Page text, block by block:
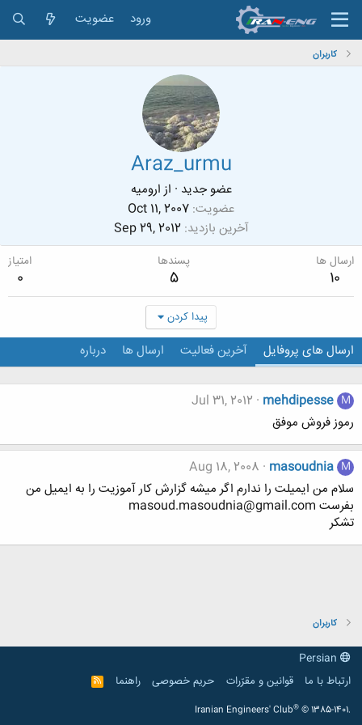
ورود عضویت
کاربران
Araz_urmu
عضو جدید · ازاروميه
عضویت Oct 11, 2007
آخرین بازدید Sep 29, 2012
ارسال ها
10
پسندها
5
امتیاز
0
پیدا کردن
ارسال های پروفایل آخرین فعالیت ارسال ها درباره
M
mehdipesse
Jul 31, 2012
رموز فروش موفق
M
masoudnia
Aug 18, 2008
سلام من ایمیلت را ندارم اگر میشه گزارش کار آموزیت را به ایمیل من
بفرست masoud.masoudnia@gmail.com
تشکر
کاربران
ارتباط با ما
قوانین و مقرّرات حریم خصوصی راهنما
R
S
Iranian Engineers' Club® © 1385-1401.